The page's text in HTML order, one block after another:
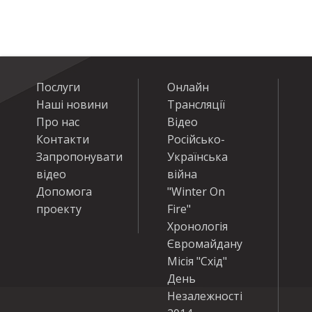
Послуги
Наші новини
Про нас
Контакти
Запропонувати
відео
Допомога
проекту
Онлайн
Трансляції
Відео
Російсько-
Українська
війна
"Winter On
Fire"
Хронологія
Євромайдану
Місія "Схід"
День
Незалежності